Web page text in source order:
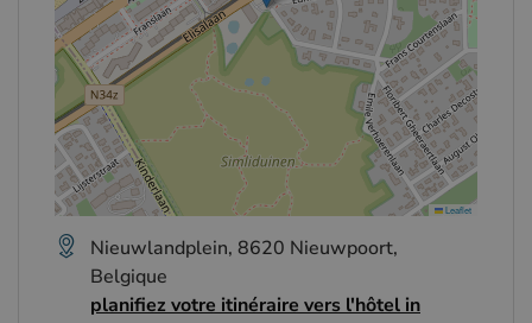
Leaflet
Nieuwlandplein, 8620 Nieuwpoort,
Belgique
planifiez votre itinéraire vers l'hôtel in